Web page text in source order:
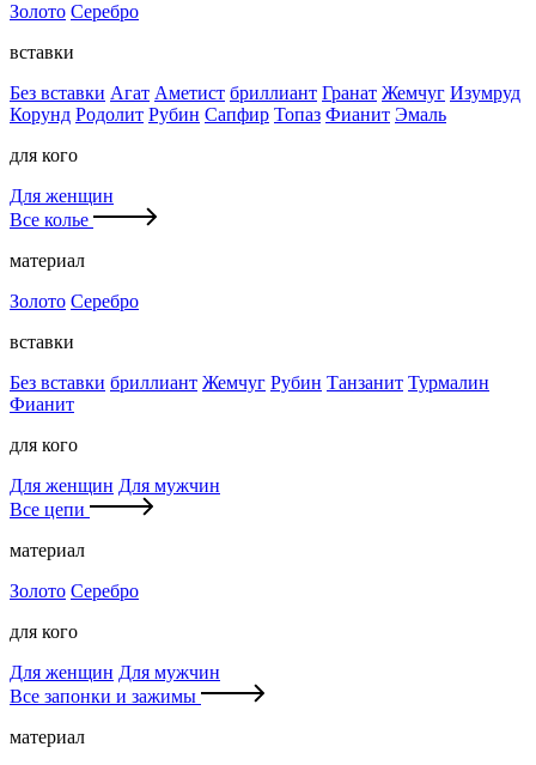
Золото Серебро
вставки
Без вставки Агат Аметист бриллиант Гранат Жемчуг Изумруд
Корунд Родолит Рубин Сапфир Топаз Фианит Эмаль
для кого
Для женщин
Все колье
материал
Золото Серебро
вставки
Без вставки бриллиант Жемчуг Рубин Танзанит Турмалин
Фианит
для кого
Для женщин Для мужчин
Все цепи
материал
Золото Серебро
для кого
Для женщин Для мужчин
Все запонки и зажимы
материал